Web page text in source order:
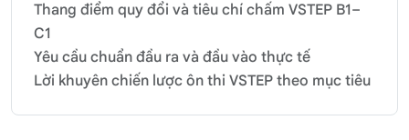
Thang điểm quy đổi và tiêu chí chấm VSTEP B1–
C1
Yêu cầu chuẩn đầu ra và đầu vào thực tế
Lời khuyên chiến lược ôn thi VSTEP theo mục tiêu